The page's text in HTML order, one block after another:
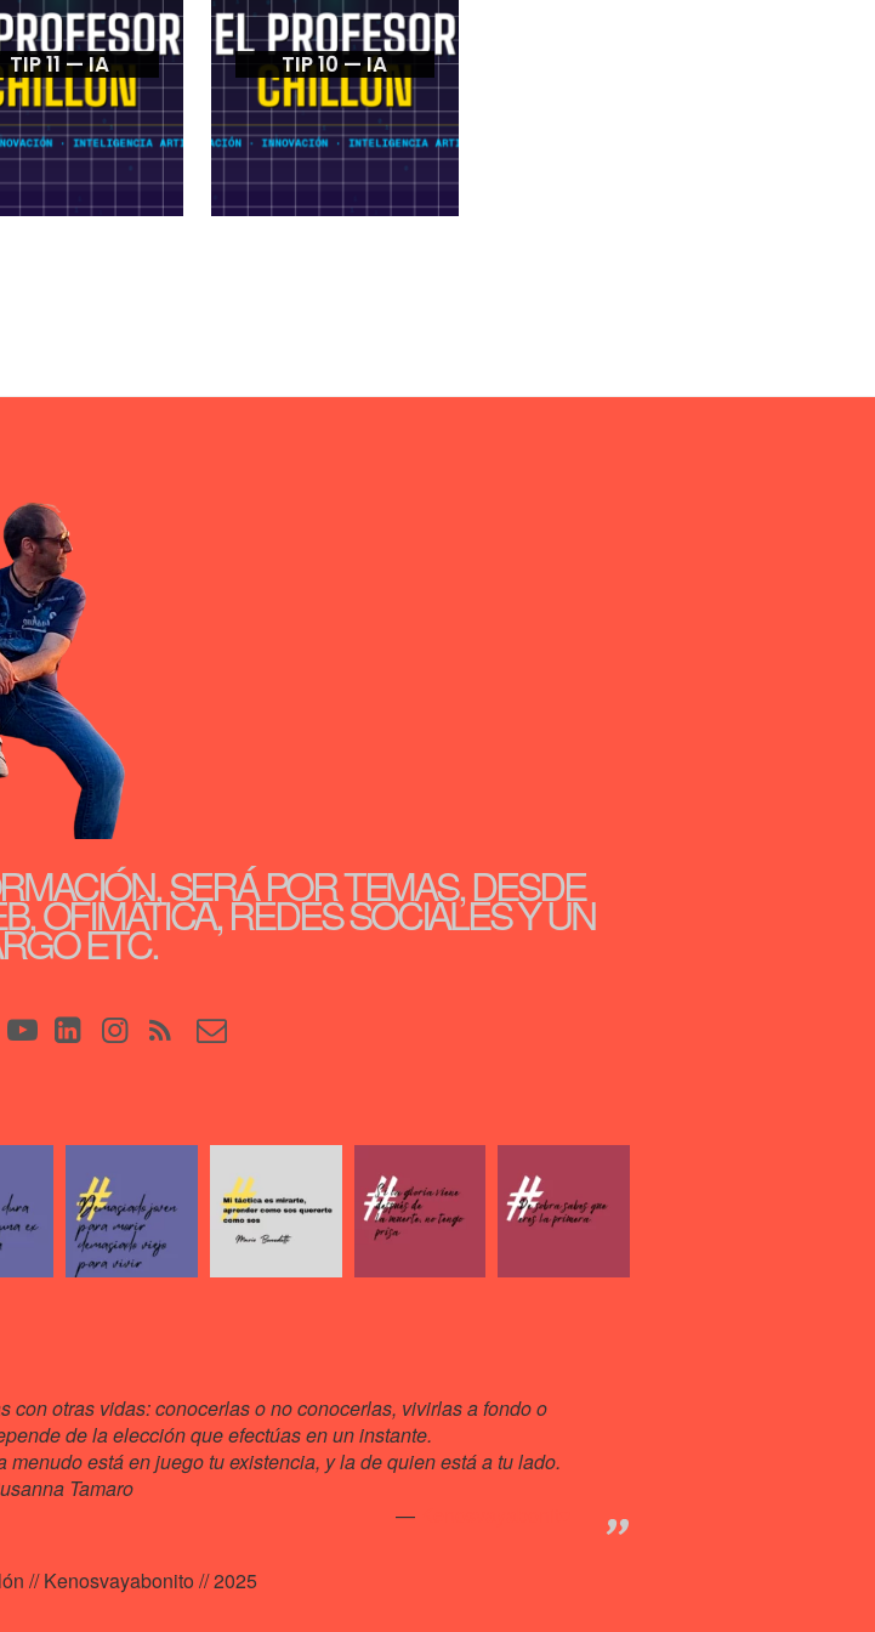
TIP 11 — IA TIP 10 — IA
SERÁ POR TEMAS, DESDE
OFIMÁTICA, REDES SOCIALES Y UN
ETC.
con otras vidas: conocerlas o no conocerlas, vivirlas a fondo o
de la elección que efectúas en un instante.
está en juego tu existencia, y la de quien está a tu lado.
Tamaro
// Kenosvayabonito // 2025